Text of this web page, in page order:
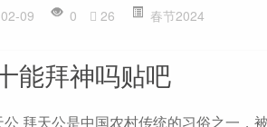
02-09 0 26 春节2024
能拜神吗贴吧
拜天公是中国农村传统的习俗之一，